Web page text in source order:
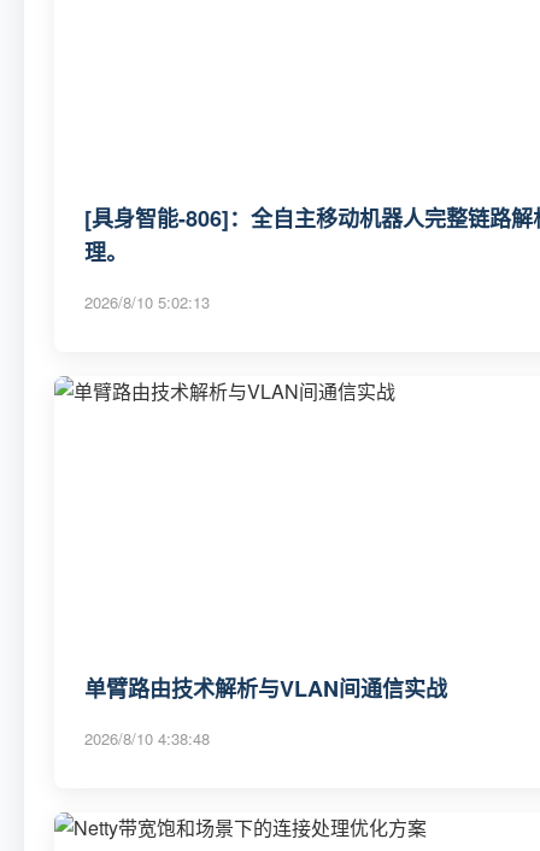
[具身智能-806]：全自主移动机器人完整链路
理。
2026/8/10 5:02:13
单臂路由技术解析与VLAN间通信实战
2026/8/10 4:38:48